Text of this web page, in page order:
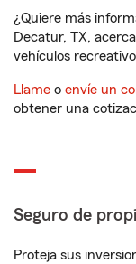
¿Quiere más
Decatur, TX,
vehículos
Llame o envíe un
obtener una
Seguro de
Proteja sus